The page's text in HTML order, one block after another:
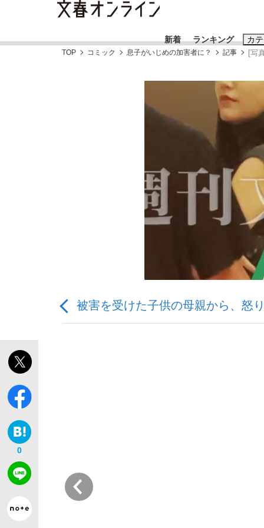
新着 ランキング カ
「90%は失敗する。でも…」本田圭佑が初
終戦から81年
おすすめの
#藤田晋
#三
#玉木雄一郎
TOP コミック 息子がいじめの加害者に？ 記事 [写
被害を受けた子供の母親から、
0